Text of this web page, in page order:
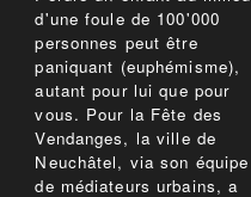
d'une foule de 100'000
personnes peut être
paniquant (euphémisme),
autant pour lui que pour
vous. Pour la Fête des
Vendanges, la ville de
Neuchâtel, via son équipe
de médiateurs urbains, a